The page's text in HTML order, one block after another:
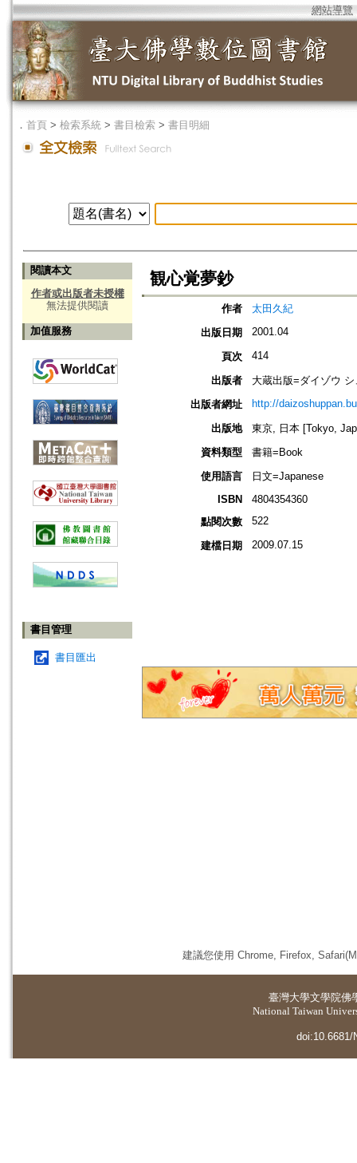
網站導覽
． 首頁 > 檢索系統 > 書目檢索 > 書目明細
閱讀本文
作者或出版者未授權
無法提供閱讀
加值服務
書目管理
書目匯出
観心覚夢鈔
作者
太田久紀
出版日期
2001.04
頁次 414
出版者
大蔵出版=ダイゾウ
出版者網址
http://
出版地
東京, 日本 [Tokyo,
資料類型
書籍=Book
使用語言
日文=Japanese
ISBN
4804354360
點閱次數
522
建檔日期 2009.07.15
建議您使用 Chrome, Firefox,
臺灣大學文學院佛
National Taiwan
doi:10.6681/